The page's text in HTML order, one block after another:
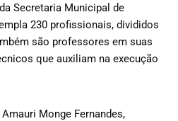
Secretaria Municipal de
230 profissionais, divididos
são professores em suas
que auxiliam na execução
Monge Fernandes,